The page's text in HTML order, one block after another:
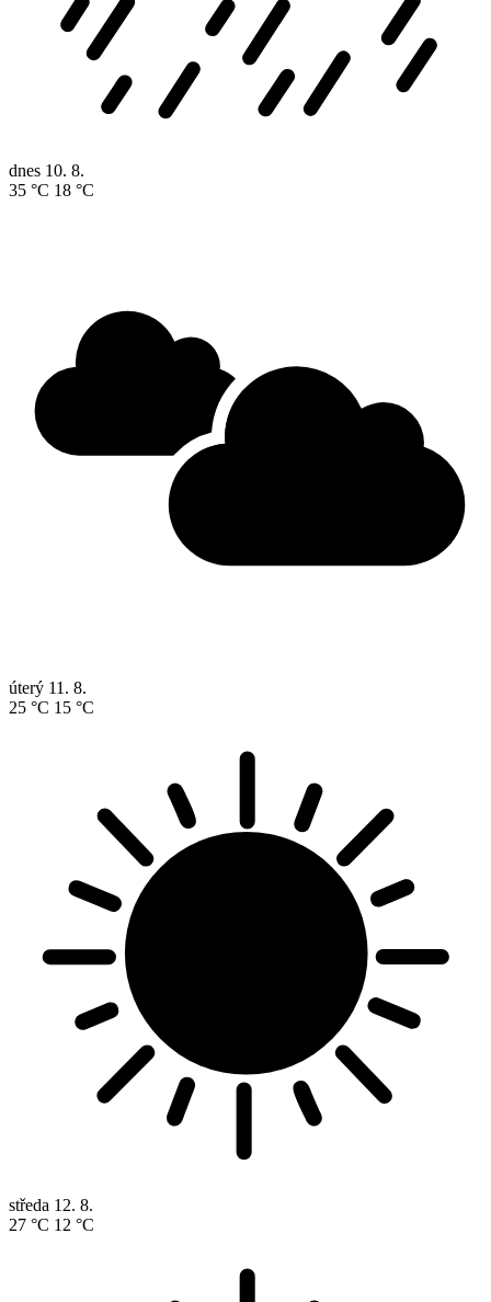
dnes 10. 8.
35 °C 18 °C
úterý 11. 8.
25 °C 15 °C
středa 12. 8.
27 °C 12 °C